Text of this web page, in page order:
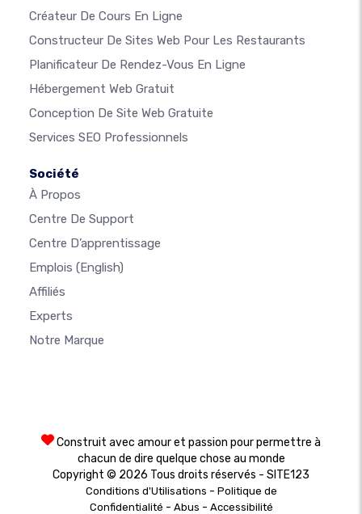
Créateur De Cours En Ligne
Constructeur De Sites Web Pour Les Restaurants
Planificateur De Rendez-Vous En Ligne
Hébergement Web Gratuit
Conception De Site Web Gratuite
Services SEO Professionnels
Société
À Propos
Centre De Support
Centre D’apprentissage
Emplois (English)
Affiliés
Experts
Notre Marque
Construit avec amour et passion pour permettre à
chacun de dire quelque chose au monde
Copyright © 2026 Tous droits réservés - SITE123
Conditions d'Utilisations - Politique de
Confidentialité - Abus - Accessibilité